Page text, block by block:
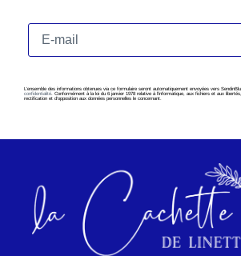
L’ensemble des informations obtenues via ce formulaire seront automatiquement envoyées vers
confidentialité . Conformément à la loi du 6 janvier 1978 relative à l’informatique, aux fichiers et aux
rectification et d’opposition aux données personnelles le concernant.